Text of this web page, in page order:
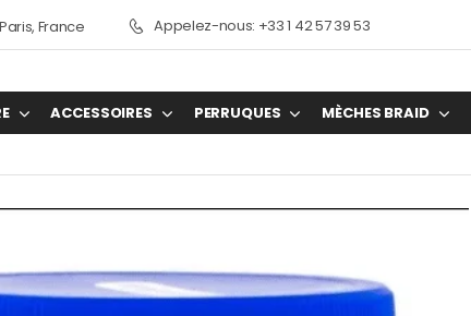
France Appelez-nous: +33 1 42 57 39 53
ACCESSOIRES PERRUQUES MÈCHES BRAID